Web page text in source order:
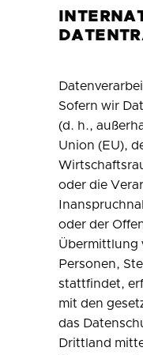
Sofern wir
(d. h.,
Union (EU),
oder die
oder der
Übermittlung
Personen,
stattfindet,
mit den
das
Drittland